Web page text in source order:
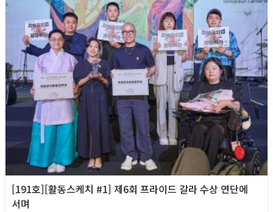
[191호][활동스케치 #1] 제6회 프라이드 갈라 수상 연단에
서며